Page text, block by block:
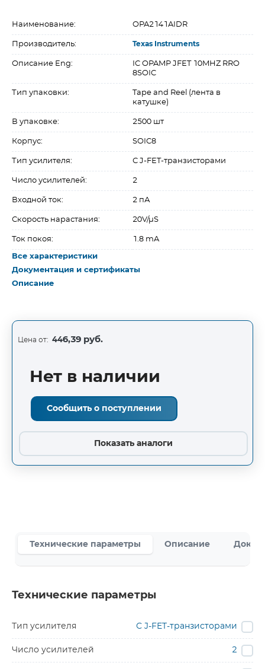
Наименование: OPA2141AIDR
Производитель: Texas Instruments
Описание Eng:
IC OPAMP JFET 10MHZ RRO
8SOIC
Тип упаковки:
Tape and Reel (лента в
катушке)
В упаковке: 2500 шт
Корпус: SOIC8
Тип усилителя: С J-FET-транзисторами
Число усилителей: 2
Входной ток: 2 пА
Скорость нарастания: 20V/µS
Ток покоя: 1.8 mA
Все характеристики
Документация и сертификаты
Описание
Цена от: 446,39 руб.
Нет в наличии
Сообщить о поступлении
Показать аналоги
Технические параметры Описание
Технические параметры
Тип усилителя С J-FET-транзисторами
Число усилителей 2